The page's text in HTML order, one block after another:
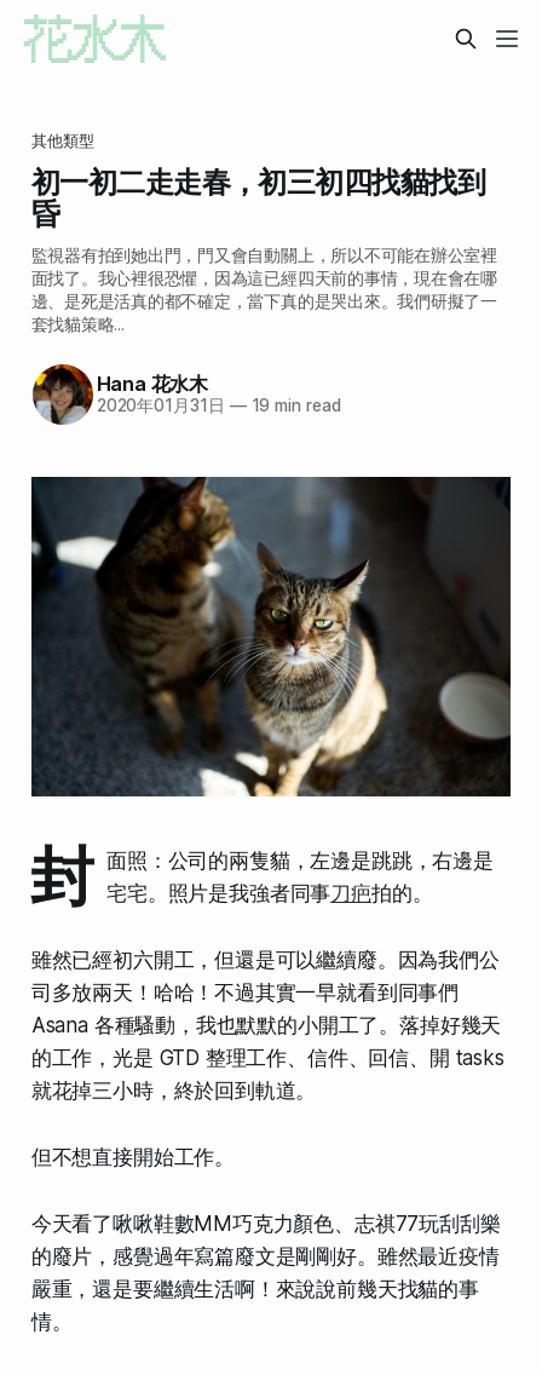
其他類型
初一初二走走春，初三初四找貓找到
昏
監視器有拍到她出門，門又會自動關上，所以不可能在辦公室裡
面找了。我心裡很恐懼，因為這已經四天前的事情，現在會在哪
邊、是死是活真的都不確定，當下真的是哭出來。我們研擬了一
套找貓策略...
Hana 花水木
2020年01月31日 —19 min read
封 面照：公司的兩隻貓，左邊是跳跳，右邊是
宅宅。照片是我強者同事刀疤拍的。
雖然已經初六開工，但還是可以繼續廢。因為我們公
司多放兩天！哈哈！不過其實一早就看到同事們
Asana 各種騷動，我也默默的小開工了。落掉好幾天
的工作，光是 GTD 整理工作、信件、回信、開 tasks
就花掉三小時，終於回到軌道。
但不想直接開始工作。
今天看了啾啾鞋數MM巧克力顏色、志祺77玩刮刮樂
的廢片，感覺過年寫篇廢文是剛剛好。雖然最近疫情
嚴重，還是要繼續生活啊！來說說前幾天找貓的事
情。